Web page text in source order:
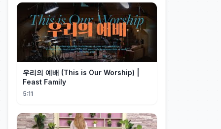
우리의 예배 (This is Our Worship) |
Feast Family
5:11